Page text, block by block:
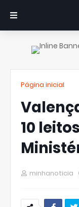
Página inicial
10
minhanoticia